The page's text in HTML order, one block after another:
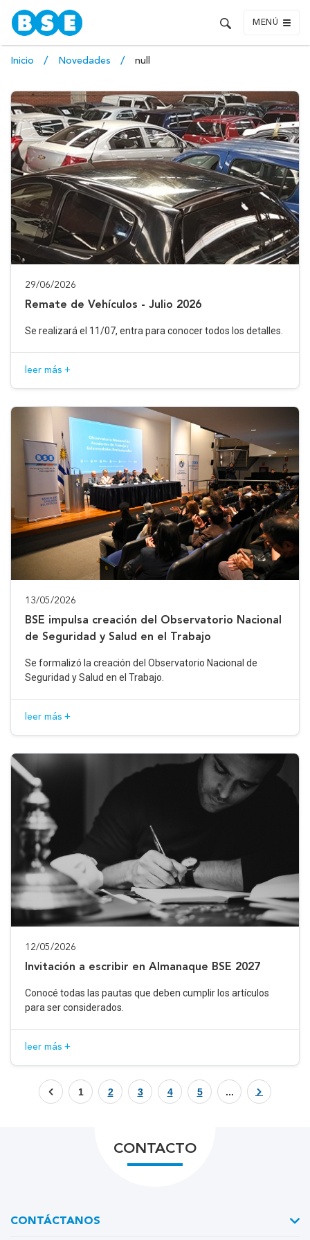
MENÚ
Inicio Novedades null
29/06/2026
Remate de Vehículos - Julio 2026
Se realizará el 11/07, entra para conocer todos los detalles.
leer más +
13/05/2026
BSE impulsa creación del Observatorio Nacional
de Seguridad y Salud en el Trabajo
Se formalizó la creación del Observatorio Nacional de
Seguridad y Salud en el Trabajo.
leer más +
12/05/2026
Invitación a escribir en Almanaque BSE 2027
Conocé todas las pautas que deben cumplir los artículos
para ser considerados.
leer más +
1 2 3 4 5 ...
CONTACTO
CONTÁCTANOS